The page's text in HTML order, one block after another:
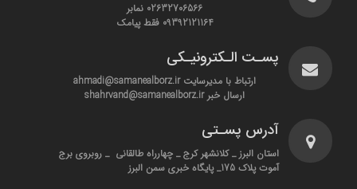
02632706566 نمابر
09392121164 فقط پیامک
پسـت الـکترونیـکی
ارتباط با مدیرسایت ahmadi@samanealborz.ir
ارسال خبر shahrvand@samanealborz.ir
آدرس پسـتی
استان البرز _ کلانشهر کرج _ چهارراه طالقانی _ روبروی برج
آموت پلاک 175_ پایگاه خبری سمن البرز